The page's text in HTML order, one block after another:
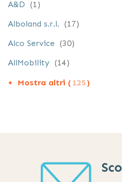
A&D 1
elemento
Alboland s.r.l. 17
elementi
Alco Service 30
elementi
AllMobility 14
elementi
Mostra altri ( 125 )